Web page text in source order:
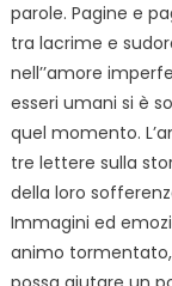
parole. Pagine e
tra lacrime e
nell’’amore
esseri umani si è
quel momento.
tre lettere sulla
della loro
Immagini ed
animo